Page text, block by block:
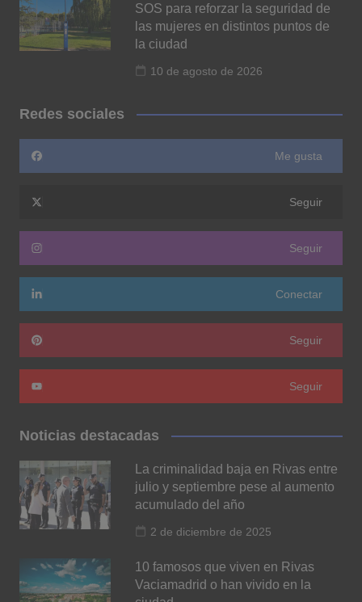
SOS para reforzar la seguridad de
las mujeres en distintos puntos de
la ciudad
10 de agosto de 2026
Redes sociales
Me gusta
Seguir
Seguir
Conectar
Seguir
Seguir
Noticias destacadas
La criminalidad baja en Rivas entre
julio y septiembre pese al aumento
acumulado del año
2 de diciembre de 2025
10 famosos que viven en Rivas
Vaciamadrid o han vivido en la